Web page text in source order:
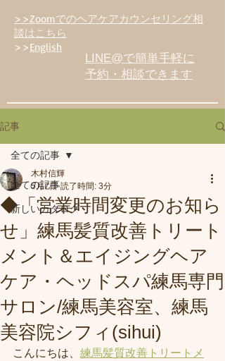
>>Zoomでのヘアケアカウンセリング相
談はこちら
>>English
LINE@で簡単手軽に
予約・相談できます
記事
全ての記事
新しいカタログ
全ての記事
◆「営業時間変更のお知ら
せ」練馬髪質改善トリート
メント＆エイジングヘア
ケア・ヘッドスパ練馬専門
サロン/練馬美容室、練馬
美容院シフィ(sihui)
木村信輝
5月7日 読了時間: 3分
こんにちは、 練馬髪質改善トリートメ